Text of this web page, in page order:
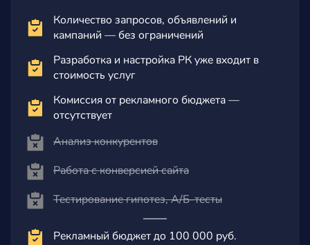
Количество запросов, объявлений и
кампаний — без ограничений
Разработка и настройка РК уже входит в
стоимость услуг
Комиссия от рекламного бюджета —
отсутствует
Анализ конкурентов
Работа с конверсией сайта
Тестирование гипотез, А/Б-тесты
Рекламный бюджет до 100 000 руб.